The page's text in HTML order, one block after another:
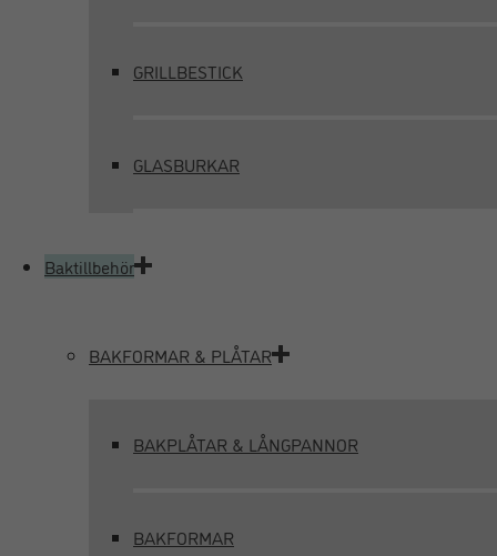
GRILLBESTICK
GLASBURKAR
Baktillbehör
BAKFORMAR & PLÅTAR
BAKPLÅTAR & LÅNGPANNOR
BAKFORMAR